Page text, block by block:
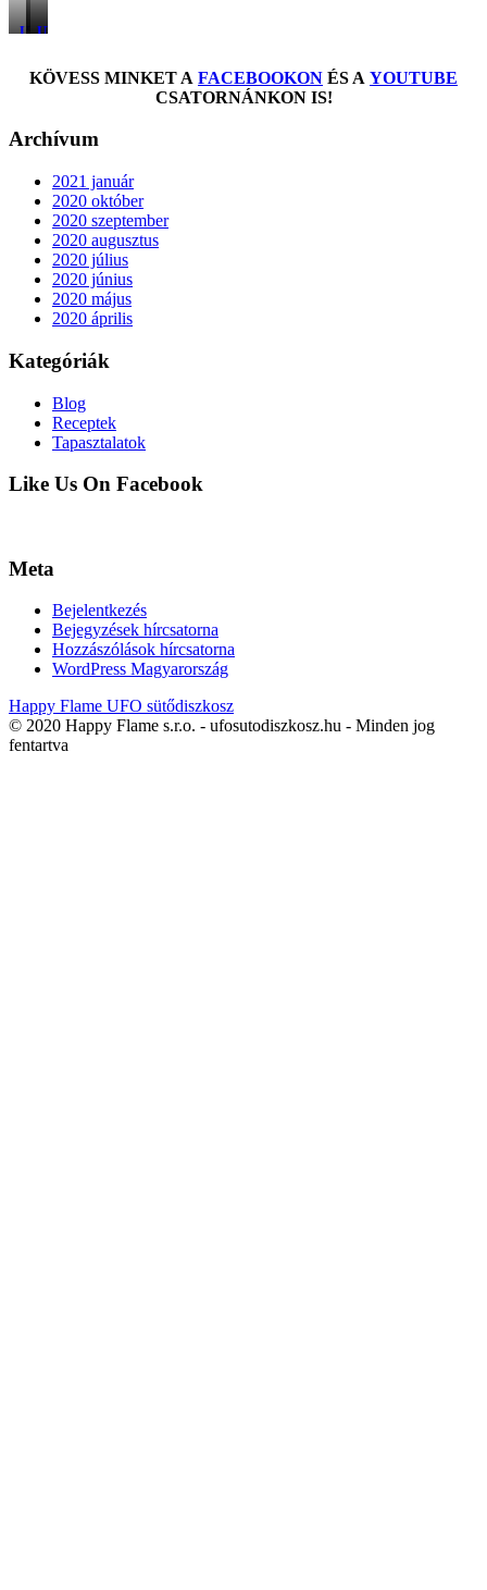
UFOUFO
UFO
KÖVESS MINKET A FACEBOOKON ÉS A YOUTUBE
CSATORNÁNKON IS!
Archívum
2021 január
2020 október
2020 szeptember
2020 augusztus
2020 július
2020 június
2020 május
2020 április
Kategóriák
Blog
Receptek
Tapasztalatok
Like Us On Facebook
Meta
Bejelentkezés
Bejegyzések hírcsatorna
Hozzászólások hírcsatorna
WordPress Magyarország
Happy Flame UFO sütődiszkosz
© 2020 Happy Flame s.r.o. - ufosutodiszkosz.hu - Minden jog
fentartva